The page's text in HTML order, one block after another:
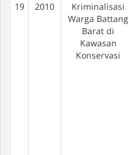
19 2010
Kriminalisasi
Warga Battang
Barat di
Kawasan
Konservasi